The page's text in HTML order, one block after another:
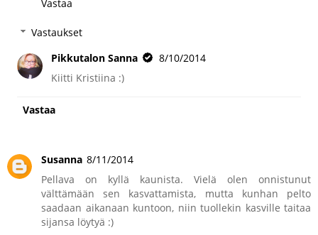
Vastaa
Vastaukset
Pikkutalon Sanna
8/10/2014
Kiitti Kristiina :)
Vastaa
Susanna 8/11/2014
Pellava on kyllä kaunista. Vielä olen onnistunut
välttämään sen kasvattamista, mutta kunhan pelto
saadaan aikanaan kuntoon, niin tuollekin kasville taitaa
sijansa löytyä :)